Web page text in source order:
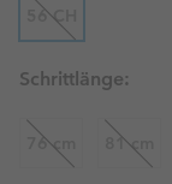
56 CH
Schrittlänge:
76 cm 81 cm